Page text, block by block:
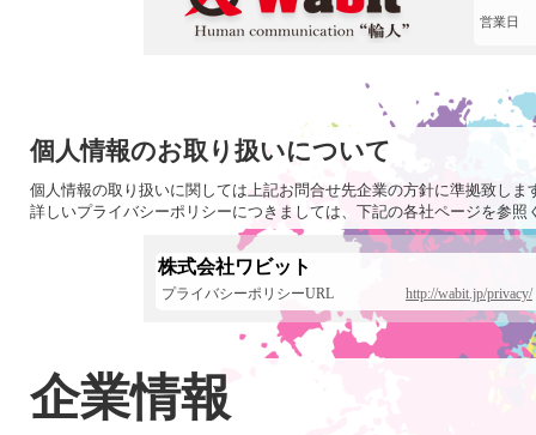
営業日
個人情報のお取り扱いについて
個人情報の取り扱いに関しては上記お問合せ先企業の方針に準拠致しま
詳しいプライバシーポリシーにつきましては、下記の各社ページを参照
株式会社ワビット
プライバシーポリシーURL http://wabit.jp/privacy/
企業情報